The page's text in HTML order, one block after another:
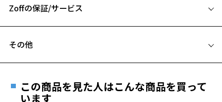
お気に入りリストはこちら
EYE LOVE TRAD ページをみる
B ブリッジ(鼻部分)の横幅：23mm
フレームとレンズの合計料金を知りたい方へ
Zoffの保証/サービス
安心1 フレーム１年間品質保証
その他
ご希望のお客さまは、「レンズ交換券」をお選びのうえ、
最寄りのZoff実店舗にてレンズをお買い求めください。
この商品を見た人はこんな商品を買って
います